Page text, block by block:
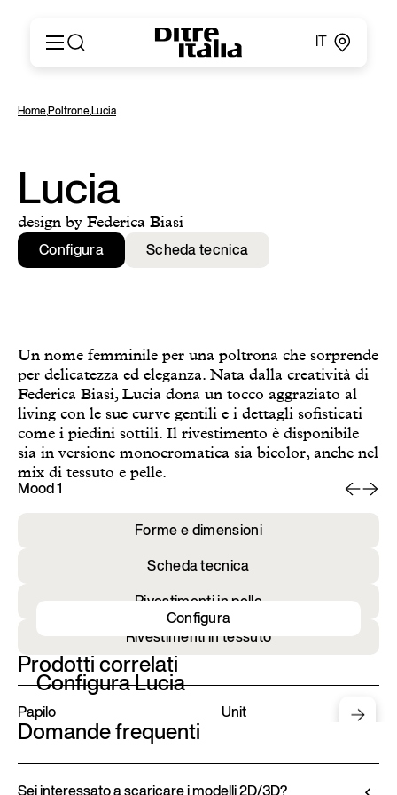
Prodotti
Cataloghi e Materiali
Ditre for Professionals
Punti vendita
News & Press
Area Riservata
English
Español
Русский
简体中文
Home,Poltrone,Lucia
Lucia
design by Federica Biasi
Configura Scheda tecnica
Un nome femminile per una poltrona che sorprende
per delicatezza ed eleganza. Nata dalla creatività di
Federica Biasi, Lucia dona un tocco aggraziato al
living con le sue curve gentili e i dettagli sofisticati
come i piedini sottili. Il rivestimento è disponibile
sia in versione monocromatica sia bicolor, anche nel
mix di tessuto e pelle.
Mood 1
Forme e dimensioni
Scheda tecnica
Rivestimenti in pelle
Rivestimenti in tessuto
Configura Lucia
Configura
Prodotti correlati
Papilo Unit
Domande frequenti
Sei interessato a scaricare i modelli 2D/3D?